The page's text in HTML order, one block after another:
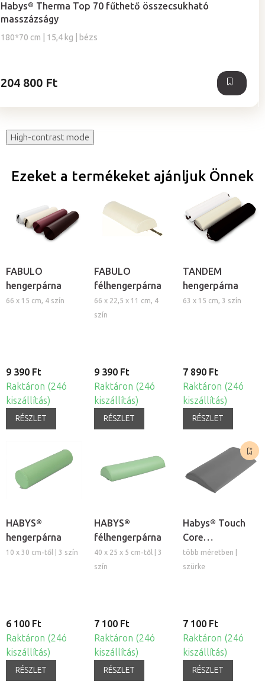
Habys® Therma Top 70 fűthető összecsukható
masszázságy
180*70 cm | 15,4 kg | bézs
204 800 Ft
High-contrast mode
Ezeket a termékeket ajánljuk Önnek
FABULO
hengerpárna
66 x 15 cm, 4 szín
9 390 Ft
Raktáron (24ó
kiszállítás)
RÉSZLET
FABULO
félhengerpárna
66 x 22,5 x 11 cm, 4
szín
9 390 Ft
Raktáron (24ó
kiszállítás)
RÉSZLET
TANDEM
hengerpárna
63 x 15 cm, 3 szín
7 890 Ft
Raktáron (24ó
kiszállítás)
RÉSZLET
HABYS®
hengerpárna
10 x 30 cm-től | 3 szín
6 100 Ft
Raktáron (24ó
kiszállítás)
RÉSZLET
HABYS®
félhengerpárna
40 x 25 x 5 cm-től | 3
szín
7 100 Ft
Raktáron (24ó
kiszállítás)
RÉSZLET
Habys® Touch
Core
félhengerpárna
több méretben |
szürke
7 100 Ft
Raktáron (24ó
kiszállítás)
RÉSZLET